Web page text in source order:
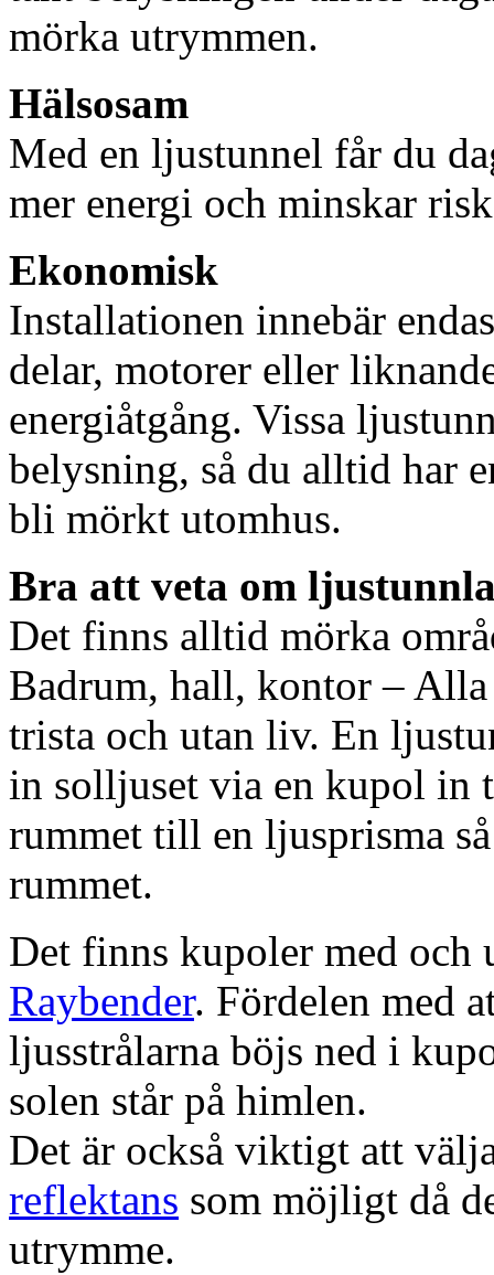
mörka utrymmen.
Hälsosam
Med en ljustunnel får du
mer energi och minskar
Ekonomisk
Installationen innebär
delar, motorer eller
energiåtgång. Vissa
belysning, så du alltid har
bli mörkt utomhus.
Bra att veta om
Det finns alltid mörka
Badrum, hall, kontor – Alla
trista och utan liv. En
in solljuset via en kupol in
rummet till en ljusprisma
rummet.
Det finns kupoler med och
Raybender. Fördelen med
ljusstrålarna böjs ned i
solen står på himlen.
Det är också viktigt att
reflektans som möjligt då
utrymme.